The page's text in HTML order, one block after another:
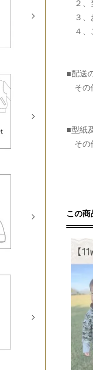
２、
３、
４、
■配送
その
■型紙
その
この商